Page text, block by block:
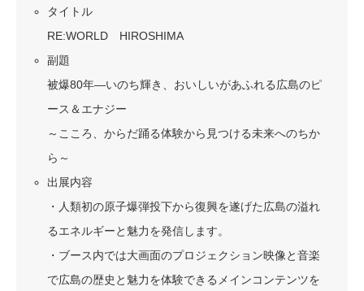
タイトル
RE:WORLD HIROSHIMA
副題
被爆80年―いのち輝き、おいしいがあふれる広島のピ
ース＆エナジー
～こころ、からだ踊る体験から見つける未来へのちか
ら～
出展内容
・人類初の原子爆弾投下から復興を遂げた広島の溢れ
るエネルギーと魅力を発信します。
・ブース内では大画面のプロジェクション映像と音楽
で広島の歴史と魅力を体験できるメインコンテンツを